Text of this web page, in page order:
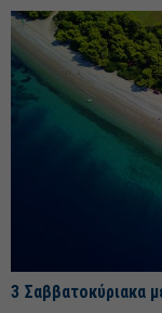
Νοέμβριος 25
Οκτώβριος 25
Σεπτέμβριος 25
Αύγουστος 25
Μάρτιος 25
3 Σαββατοκύριακα